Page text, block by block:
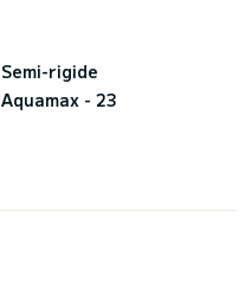
Semi-rigide
Aquamax - 23